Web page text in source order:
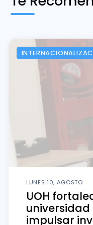
LUNES 10, AGOSTO
UOH
impulsar
movilidad
Federal do
reuniones de
y académicos
consolidar
y avanzar en
intercambio